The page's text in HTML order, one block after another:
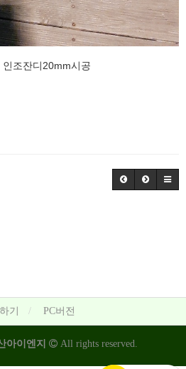
조잔디20mm시공
기 PC버전
아이엔지 All rights reserved.